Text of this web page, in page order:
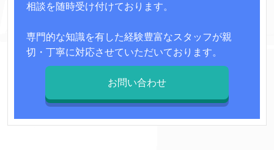
相談を随時受け付けております。
専門的な知識を有した経験豊富なスタッフが親
切・丁寧に対応させていただいております。
お問い合わせ